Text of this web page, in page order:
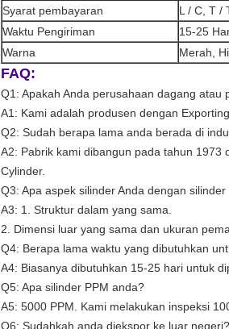
Syarat pembayaran
L / C, T /
Waktu Pengiriman
15-25
Warna
Merah,
FAQ:
Q1: Apakah Anda perusahaan dagang atau
A1: Kami adalah produsen dengan
Q2: Sudah berapa lama anda berada di
A2: Pabrik kami dibangun pada tahun 1973
Cylinder.
Q3: Apa aspek silinder Anda dengan silinder
A3: 1. Struktur dalam yang sama.
2. Dimensi luar yang sama dan ukuran
Q4: Berapa lama waktu yang dibutuhkan
A4: Biasanya dibutuhkan 15-25 hari untuk
Q5: Apa silinder PPM anda?
A5: 5000 PPM. Kami melakukan inspeksi
Q6: Sudahkah anda diekspor ke luar negeri?